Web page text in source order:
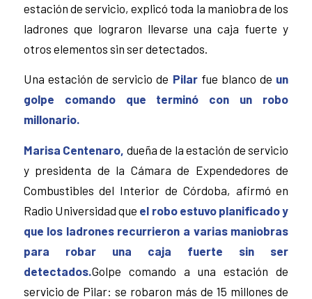
estación de servicio, explicó toda la maniobra de los
ladrones que lograron llevarse una caja fuerte y
otros elementos sin ser detectados.
Una estación de servicio de Pilarfue blanco de un
golpe comando que terminó con un robo
millonario.
Marisa Centenaro, dueña de la estación de servicio
y presidenta de la Cámara de Expendedores de
Combustibles del Interior de Córdoba, afirmó en
Radio Universidad que el robo estuvo planificado y
que los ladrones recurrieron a varias maniobras
para robar una caja fuerte sin ser
detectados.Golpe comando a una estación de
servicio de Pilar: se robaron más de 15 millones de